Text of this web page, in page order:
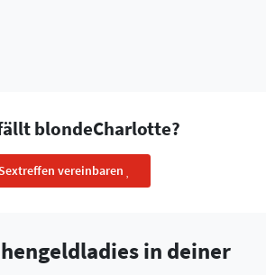
blondeCharlotte?
Sextreffen vereinbaren
in deiner